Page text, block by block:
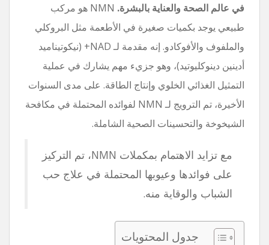
في عالم الصحة والعناية بالبشرة.
NMN هو مركب
طبيعي يوجد بكميات صغيرة في الأطعمة مثل البروكلي
والملفوف والأفوكادو. إنه مقدمة لـ NAD+ (نيكوتيناميد
أدينين دينوكليوتيد)، وهو جزيء مهم يشارك في عملية
التمثيل الغذائي الخلوي وإنتاج الطاقة. على مدى السنوات
الأخيرة، تم الترويج لـ NMN لفوائده المحتملة في مكافحة
الشيخوخة والتحسينات الصحية الشاملة.
مع تزايد الاهتمام بمكملات NMN، تم التركيز
على فوائدها وعيوبها المحتملة في علاج حب
الشباب والوقاية منه.
جدول المحتويات